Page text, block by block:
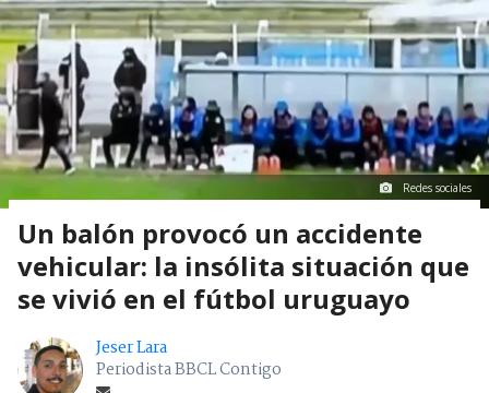
Redes sociales
Un balón provocó un accidente
vehicular: la insólita situación que
se vivió en el fútbol uruguayo
Jeser Lara
Periodista BBCL Contigo